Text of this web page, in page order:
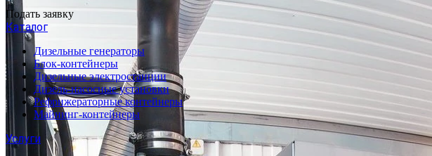
Подать заявку
Каталог
Дизельные генераторы
Блок-контейнеры
Дизельные электростанции
Дизель-насосные установки
Рефрижераторные контейнеры
Майнинг-контейнеры
Услуги